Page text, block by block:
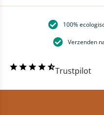
100%
Verzenden
Trustpilot